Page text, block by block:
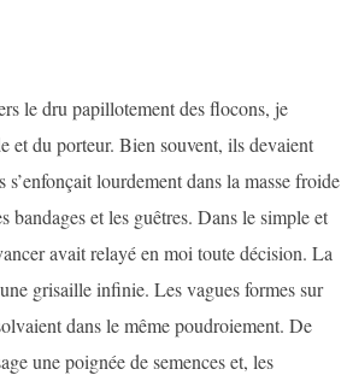
le dru papillotement des flocons, je
et du porteur. Bien souvent, ils devaient
lourdement dans la masse froide
bandages et les guêtres. Dans le simple et
avait relayé en moi toute décision. La
grisaille infinie. Les vagues formes sur
dans le même poudroiement. De
une poignée de semences et, les